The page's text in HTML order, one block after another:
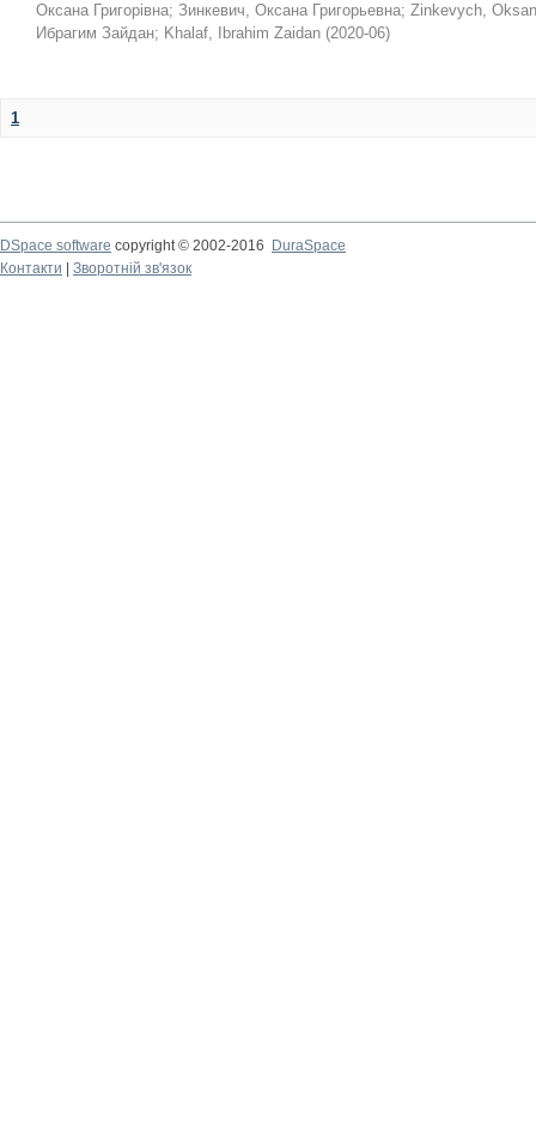
Оксана Григорівна; Зинкевич, Оксана Григорьевна; Zinkevych,
Ибрагим Зайдан; Khalaf, Ibrahim Zaidan (2020-06)
1
DSpace software copyright © 2002-2016
DuraSpace
Контакти
Зворотній зв'язок